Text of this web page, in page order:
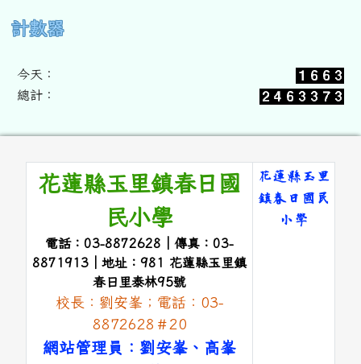
右邊區域內容
計數器
今天：
總計：
頁尾區域內容
花蓮縣玉里鎮春日國
民小學
電話：03-8872628｜傳真：03-
8871913｜地址：981 花蓮縣玉里鎮
春日里泰林95號
校長：劉安峯；電話：03-
8872628＃20
網站管理員：劉安峯、高峯
花蓮縣玉里
鎮春日國民
小學